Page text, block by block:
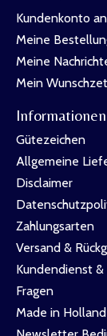
Kundenkonto
Meine
Meine
Mein
Informationen
Gütezeichen
Allgemeine
Disclaimer
Zahlungsarten
Versand &
Kundendienst &
Fragen
Made in Holland